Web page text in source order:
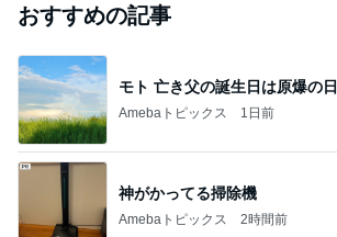
おすすめの記事
モト 亡き父の誕生日は原爆の日
Amebaトピックス 1日前
神がかってる掃除機
Amebaトピックス 2時間前